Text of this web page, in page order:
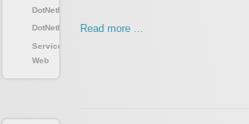
DotNetNuke
DotNetNuke
Services
Web
Read more ...